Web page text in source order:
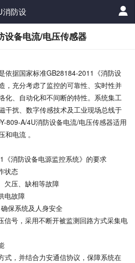
消防设
设备电流/电压传感器
依据国家标准GB28184-2011《消防设
，充分考虑了监控的可靠性、实时性并
化、自动化和不间断的特性。系统集工
干扰、数字传感技术及工业现场总线于
809-A/4U消防设备电流/电压传感器适用
和电流 。
消防设备电源监控系统》的要求
状态
欠压、缺相等故障
电故障
保系统及人身安全
信号，采用不断开被监测回路方式采集电
式，并结合力安通信协议，保障系统在